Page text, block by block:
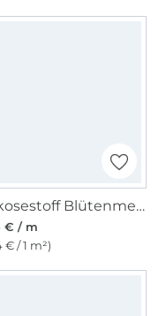
Viskosestoff Blütenmeer, vanille
€ / m
€ / 1 m²)